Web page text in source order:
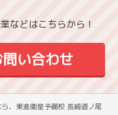
などはこちらから！
い合わせ
、東進衛星予備校 長崎道ノ尾